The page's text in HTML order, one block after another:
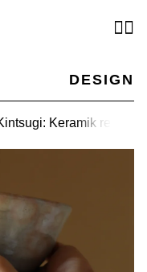
DESIGN
Keramik